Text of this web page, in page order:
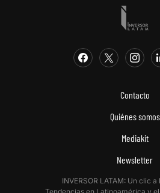
Contacto
Quiénes somos
Mediakit
Newsletter
INVERSOR LATAM: Un clic